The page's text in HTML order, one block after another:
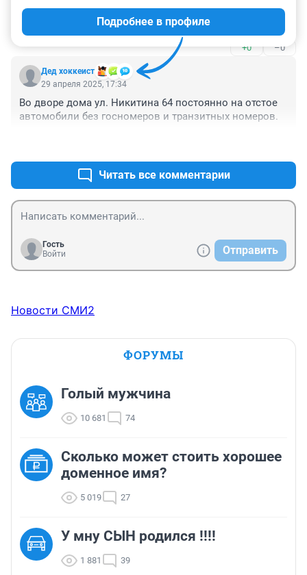
другие нет ?
Какие есть юридические основания ?
+0 –0
Дед хоккеист
Подробнее в профиле
29 апреля 2025, 17:34
Во дворе дома ул. Никитина 64 постоянно на отстое
автомобили без госномеров и транзитных номеров.
Читать все комментарии
Гость
Войти
Отправить
Новости СМИ2
ФОРУМЫ
Голый мужчина
10 681 74
Сколько может стоить хорошее
доменное имя?
5 019 27
У мну СЫН родился !!!!
1 881 39